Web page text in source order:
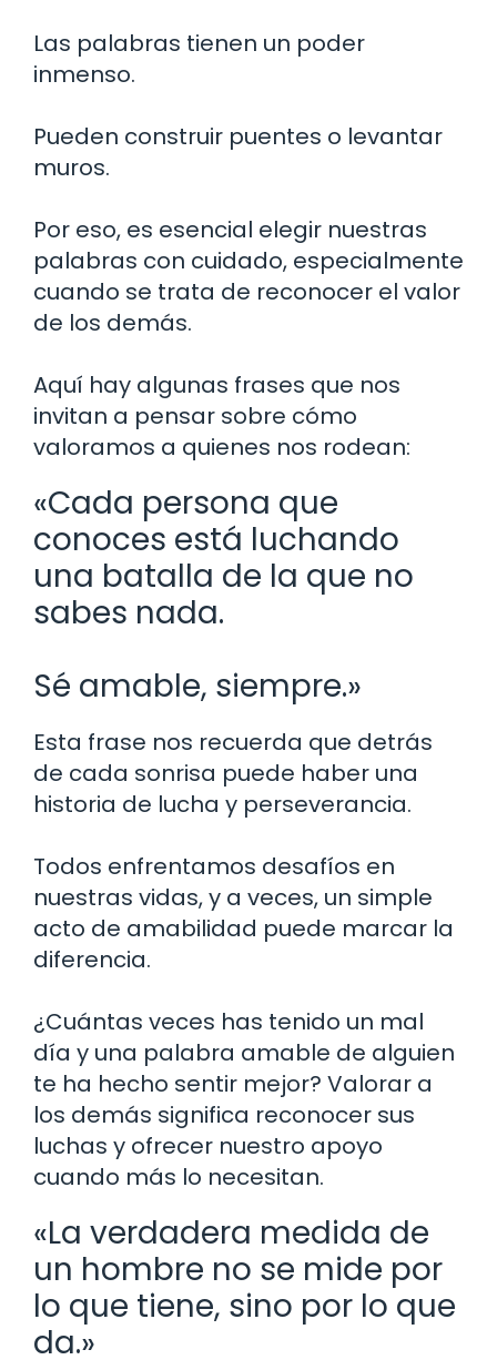
Las palabras tienen un poder
inmenso.
Pueden construir puentes o levantar
muros.
Por eso, es esencial elegir nuestras
palabras con cuidado, especialmente
cuando se trata de reconocer el valor
de los demás.
Aquí hay algunas frases que nos
invitan a pensar sobre cómo
valoramos a quienes nos rodean:
«Cada persona que
conoces está luchando
una batalla de la que no
sabes nada.
Sé amable, siempre.»
Esta frase nos recuerda que detrás
de cada sonrisa puede haber una
historia de lucha y perseverancia.
Todos enfrentamos desafíos en
nuestras vidas, y a veces, un simple
acto de amabilidad puede marcar la
diferencia.
¿Cuántas veces has tenido un mal
día y una palabra amable de alguien
te ha hecho sentir mejor? Valorar a
los demás significa reconocer sus
luchas y ofrecer nuestro apoyo
cuando más lo necesitan.
«La verdadera medida de
un hombre no se mide por
lo que tiene, sino por lo que
da.»